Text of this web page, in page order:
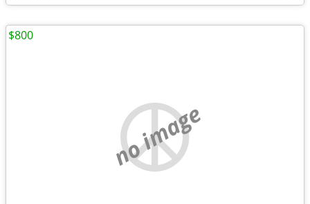
no image
$800